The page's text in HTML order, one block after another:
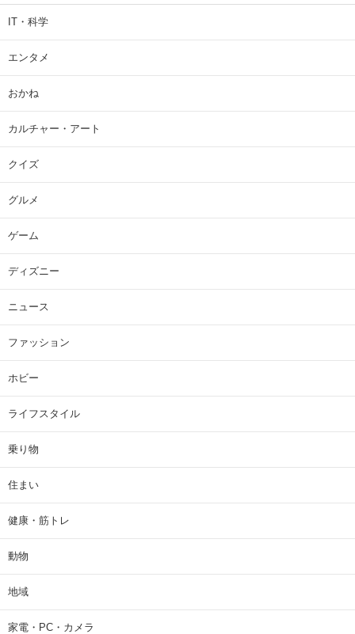
IT・科学
エンタメ
おかね
カルチャー・アート
クイズ
グルメ
ゲーム
ディズニー
ニュース
ファッション
ホビー
ライフスタイル
乗り物
住まい
健康・筋トレ
動物
地域
家電・PC・カメラ